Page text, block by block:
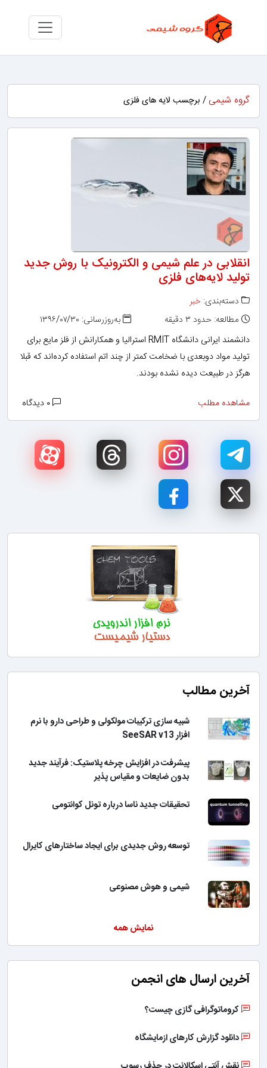
گروه شیمی / برچسب لایه های فلزی
انقلابی در علم شیمی و الکترونیک با روش جدید
تولید لایه‌های فلزی
دسته‌بندی: خبر
مطالعه: حدود ۳ دقیقه
به‌روزرسانی: ۱۳۹۶/۰۷/۳۰
دانشمند ایرانی دانشگاه RMIT استرالیا و همکارانش از فلز مایع برای
تولید مواد دوبعدی با ضخامت کمتر از چند اتم استفاده کرده‌اند که قبلا
هرگز در طبیعت دیده نشده بودند.
مشاهده مطلب
آخرین مطالب
شبیه سازی ترکیبات مولکولی و طراحی دارو با نرم
افزار SeeSAR v13
پیشرفت در افزایش چرخه پلاستیک: فرآیند جدید
بدون ضایعات و مقیاس پذیر
تحقیقات جدید ناسا درباره تونل کوانتومی
توسعه روش جدیدی برای ایجاد ساختارهای کایرال
شیمی و هوش مصنوعی
نمایش همه
آخرین ارسال های انجمن
کروماتوگرافی گازی چیست؟
دانلود گزارش کارهای ازمایشگاه